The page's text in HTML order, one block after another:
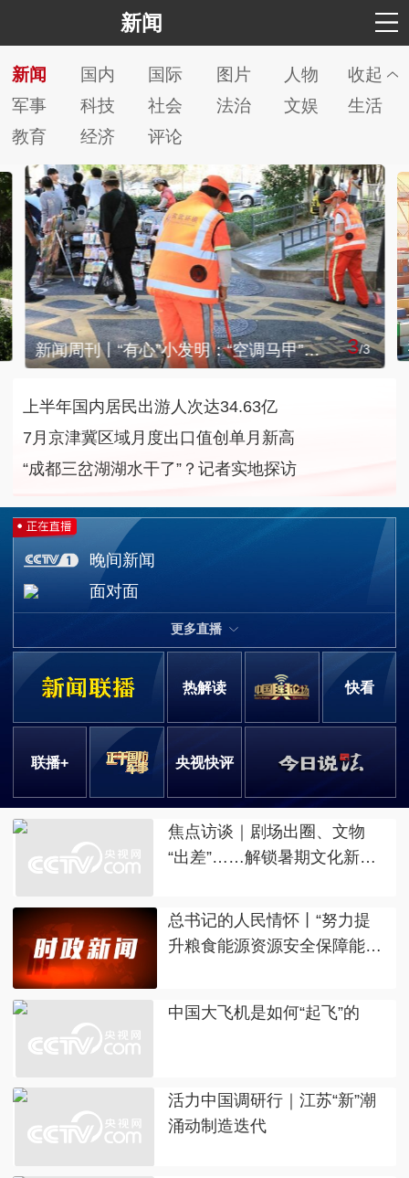
新闻
新闻 国内 国际 图片 人物
收起
军事
科技 社会 法治 文娱
生活
教育
经济 评论
新闻周刊丨“有心”小发明：“空调马甲”送清凉 3/3
上半年国内居民出游人次达34.63亿
7月京津冀区域月度出口值创单月新高
“成都三岔湖湖水干了”？记者实地探访
晚间新闻
面对面
更多直播
热解读 快看
联播+ 央视快评
焦点访谈｜剧场出圈、文物
“出差”……解锁暑期文化新图
总书记的人民情怀丨“努力提
升粮食能源资源安全保障能
中国大飞机是如何“起飞”的
活力中国调研行｜江苏“新”潮
涌动制造迭代